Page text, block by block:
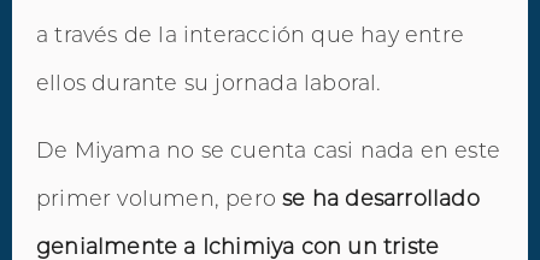
a través de la interacción que hay entre
ellos durante su jornada laboral.
De Miyama no se cuenta casi nada en este
primer volumen, perose ha desarrollado
genialmente a Ichimiya con un triste